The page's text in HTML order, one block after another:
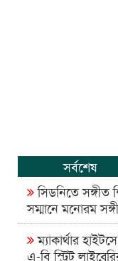
সর্বশেষ
সিডনিতে
সম্মানে মনোরম
ম্যাকার্থার
এ-বি স্ট্রিট